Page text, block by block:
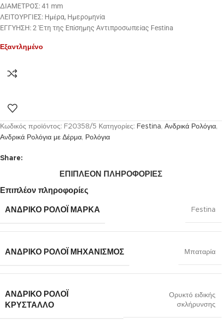
ΔΙΑΜΕΤΡΟΣ: 41 mm
ΛΕΙΤΟΥΡΓΙΕΣ: Ημέρα, Ημερομηνία
EΓΓΥΗΣΗ: 2 Έτη της Επίσημης Αντιπροσωπείας Festina
Εξαντλημένο
Κωδικός προϊόντος: F20358/5 Κατηγορίες: Festina, Ανδρικά Ρολόγια,
Ανδρικά Ρολόγια με Δέρμα, Ρολόγια
Share:
ΕΠΙΠΛΈΟΝ ΠΛΗΡΟΦΟΡΊΕΣ
Επιπλέον πληροφορίες
ΑΝΔΡΙΚΌ ΡΟΛΌΙ ΜΆΡΚΑ Festina
ΑΝΔΡΙΚΌ ΡΟΛΌΙ ΜΗΧΑΝΙΣΜΌΣ Μπαταρία
ΑΝΔΡΙΚΌ ΡΟΛΌΙ
ΚΡΎΣΤΑΛΛΟ
Ορυκτό ειδικής
σκλήρυνσης